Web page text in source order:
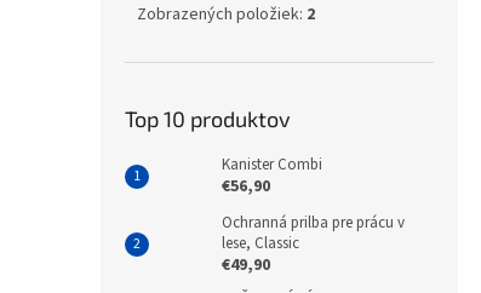
Zobrazených položiek: 2
Top 10 produktov
Kanister Combi
€56,90
Ochranná prilba pre prácu v
lese, Classic
€49,90